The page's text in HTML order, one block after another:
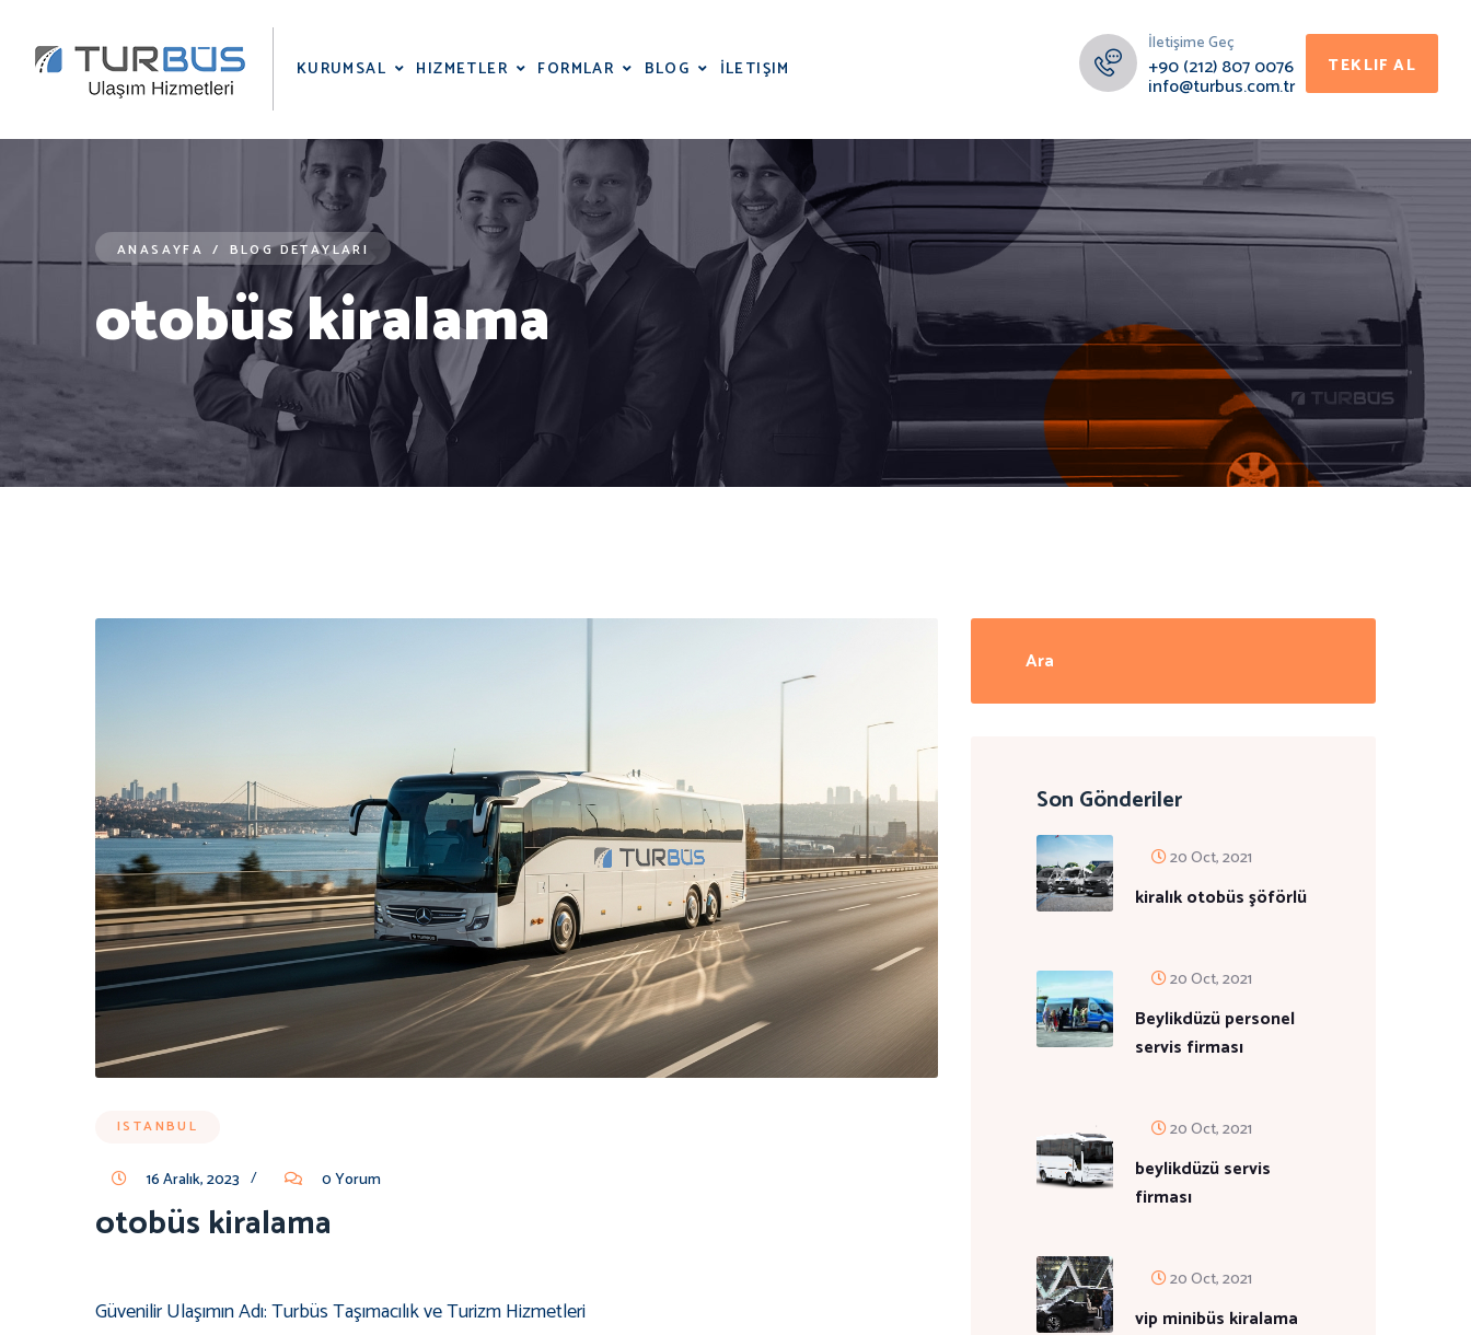
KURUMSAL HIZMETLER FORMLAR BLOG İLETIŞIM
İletişime Geç
+90 (212) 807 0076
info@turbus.com.tr
TEKLIF AL
ANASAYFA / BLOG DETAYLARI
otobüs kiralama
ISTANBUL
16 Aralık, 2023 / 0 Yorum
otobüs kiralama
Güvenilir Ulaşımın Adı: Turbüs Taşımacılık ve Turizm Hizmetleri
Son Gönderiler
20 Oct, 2021
kiralık otobüs şöförlü
20 Oct, 2021
Beylikdüzü personel
servis firması
20 Oct, 2021
beylikdüzü servis
firması
20 Oct, 2021
vip minibüs kiralama